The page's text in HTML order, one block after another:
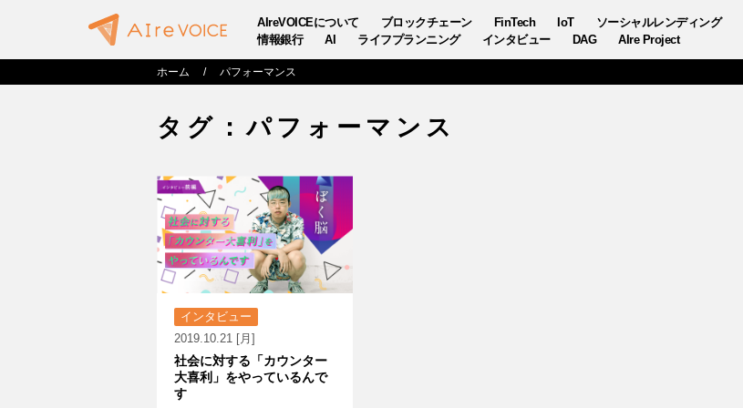
AIreVOICEについて ブロックチェーン FinTech IoT ソーシャルレンディング
情報銀行
AI ライフプランニング インタビュー DAG AIre Project
ホーム パフォーマンス
タグ：パフォーマンス
インタビュー
2019.10.21 [月]
社会に対する「カウンター
大喜利」をやっているんで
す